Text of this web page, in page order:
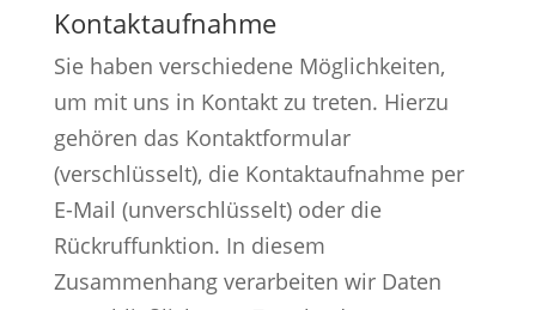
Kontaktaufnahme
Sie haben verschiedene Möglichkeiten,
um mit uns in Kontakt zu treten. Hierzu
gehören das Kontaktformular
(verschlüsselt), die Kontaktaufnahme per
E-Mail (unverschlüsselt) oder die
Rückruffunktion. In diesem
Zusammenhang verarbeiten wir Daten